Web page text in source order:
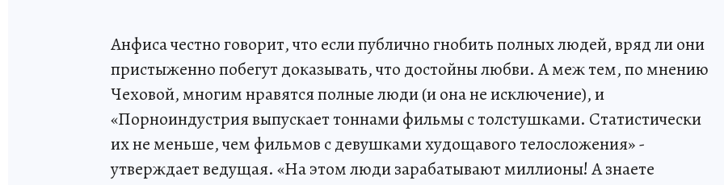
Анфиса честно говорит, что если публично гнобить полных людей, вряд ли они
пристыженно побегут доказывать, что достойны любви. А меж тем, по мнению
Чеховой, многим нравятся полные люди (и она не исключение), и
«Порноиндустрия выпускает тоннами фильмы с толстушками. Статистически
их не меньше, чем фильмов с девушками худощавого телосложения» -
утверждает ведущая. «На этом люди зарабатывают миллионы! А знаете